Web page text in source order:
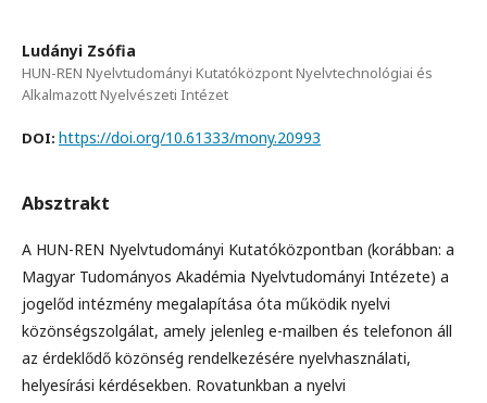
Ludányi Zsófia
HUN-REN Nyelvtudományi Kutatóközpont Nyelvtechnológiai és
Alkalmazott Nyelvészeti Intézet
DOI: https://doi.org/10.61333/mony.20993
Absztrakt
A HUN-REN Nyelvtudományi Kutatóközpontban (korábban: a
Magyar Tudományos Akadémia Nyelvtudományi Intézete) a
jogelőd intézmény megalapítása óta működik nyelvi
közönségszolgálat, amely jelenleg e-mailben és telefonon áll
az érdeklődő közönség rendelkezésére nyelvhasználati,
helyesírási kérdésekben. Rovatunkban a nyelvi